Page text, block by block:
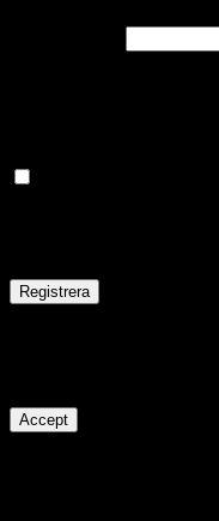
Registrera
Accept